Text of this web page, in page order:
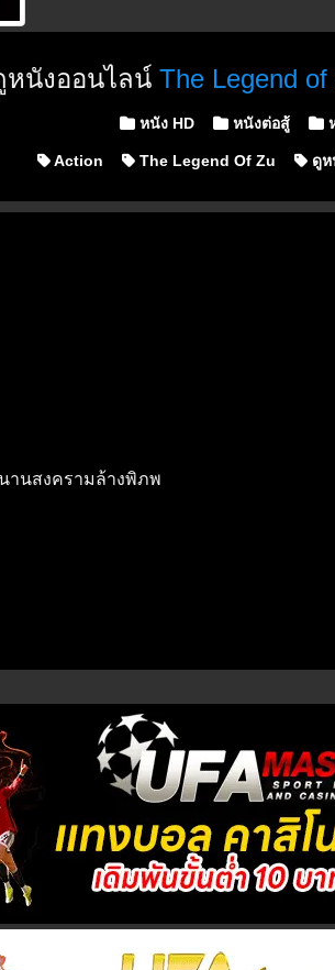
หนังออนไลน์ The Legend
Posted in
หนัง HD หนังต่อสู้
Action The Legend Of Zu ดูห
นานสงครามล้างพิภพ